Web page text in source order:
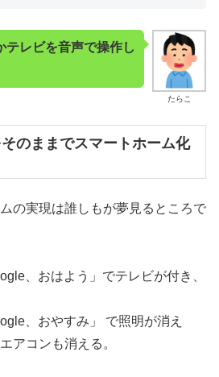
たらこ
テレビを音声で操作し
のままでスマートホーム化
の実現は誰しもが夢見るところで
、おはよう」でテレビが付き、
、おやすみ」 で照明が消え
アコンも消える。